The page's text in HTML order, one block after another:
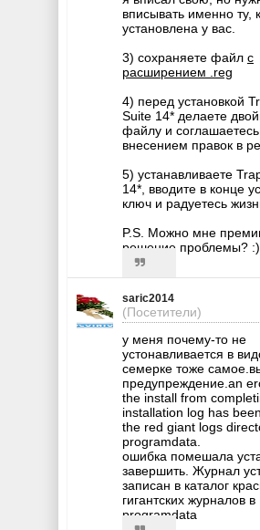
вписывать именно ту,
установлена у вас.
3) сохраняете файл с
расширением .reg
4) перед установкой
Suite 14* делаете
файлу и
внесением правок в
5) устанавливаете
14*, вводите в конце
ключ и радуетесь
P.S. Можно мне
решение проблемы? :)
saric2014
(Посетители)
у меня почему-то не
устонавливается в
семерке тоже
предупреждение.an
the install from
installation log has
the red giant logs
programdata.
ошибка помешала
завершить. Журнал
записан в каталог
гигантских журналов в
programdata